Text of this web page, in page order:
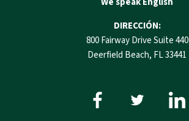
DIRECCIÓN:
800 Fairway Drive Suite 440
Deerfield Beach, FL 33441